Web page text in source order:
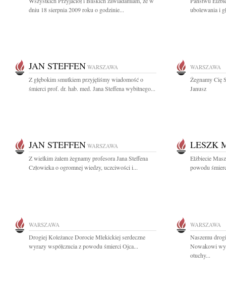
dniu 18 sierpnia 2009 roku o godzinie...
ubolewania i
JAN STEFFEN WARSZAWA
Z głębokim smutkiem przyjęliśmy wiadomość o
śmierci prof. dr. hab. med. Jana Steffena wybitnego...
WARSZAWA
Żegnamy Cię
Janusz
JAN STEFFEN WARSZAWA
Z wielkim żalem żegnamy profesora Jana Steffena
Człowieka o ogromnej wiedzy, uczciwości i...
LESZK
Elżbiecie
powodu
WARSZAWA
Drogiej Koleżance Dorocie Mlekickiej serdeczne
wyrazy współczucia z powodu śmierci Ojca...
WARSZAWA
Naszemu
Nowakowi
otuchy...